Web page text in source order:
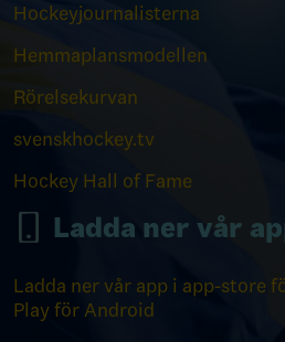
Hockeyjournalisterna
Hemmaplansmodellen
Rörelsekurvan
svenskhockey.tv
Hockey Hall of Fame
Ladda ner vår
Ladda ner vår app i app-store
Play för Android